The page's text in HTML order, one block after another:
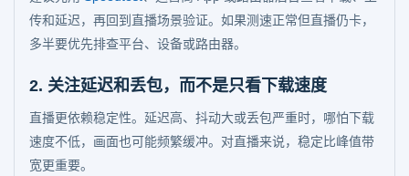
传和延迟，再回到直播场景验证。如果测速正常但直播仍卡，
多半要优先排查平台、设备或路由器。
2. 关注延迟和丢包，而不是只看下载速度
直播更依赖稳定性。延迟高、抖动大或丢包严重时，哪怕下载
速度不低，画面也可能频繁缓冲。对直播来说，稳定比峰值带
宽更重要。